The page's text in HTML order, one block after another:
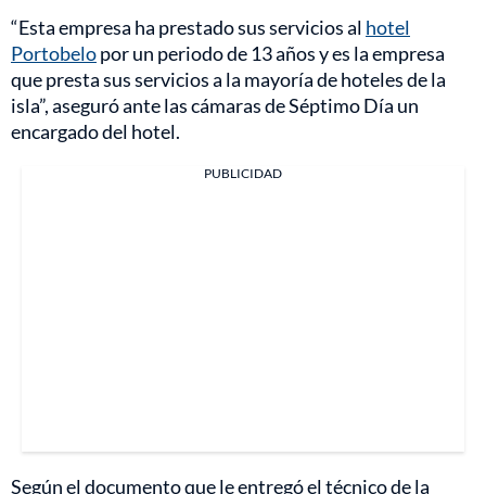
“Esta empresa ha prestado sus servicios al hotel
Portobelopor un periodo de 13 años y es la empresa
que presta sus servicios a la mayoría de hoteles de la
isla”, aseguró ante las cámaras de Séptimo Día un
encargado del hotel.
PUBLICIDAD
Según el documento que le entregó el técnico de la